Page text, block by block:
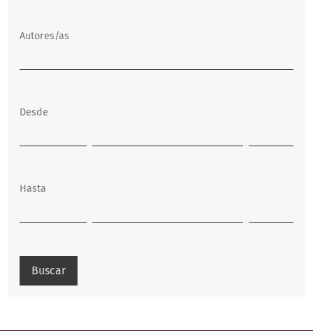
Autores/as
Desde
Hasta
Buscar